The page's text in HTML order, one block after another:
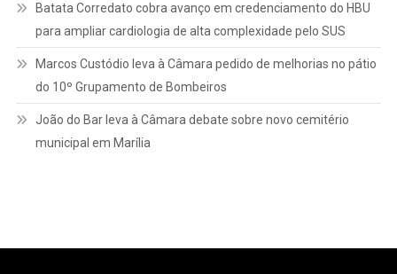
Batata Corredato cobra avanço em credenciamento do HBU
para ampliar cardiologia de alta complexidade pelo SUS
Marcos Custódio leva à Câmara pedido de melhorias no pátio
do 10º Grupamento de Bombeiros
João do Bar leva à Câmara debate sobre novo cemitério
municipal em Marília